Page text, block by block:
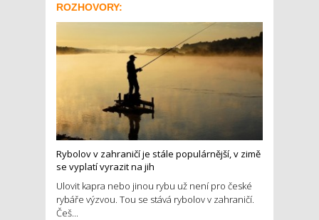
ROZHOVORY:
Rybolov v zahraničí je stále populárnější, v zimě
se vyplatí vyrazit na jih
Ulovit kapra nebo jinou rybu už není pro české
rybáře výzvou. Tou se stává rybolov v zahraničí.
Češ...